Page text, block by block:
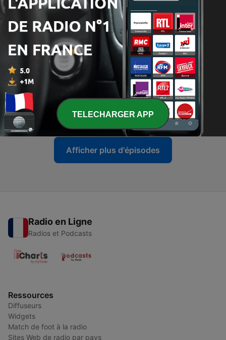
5 - سورة مريم (5)
سورة مريم (4)
27 déc. 2023
3 - سورة مريم (3)
27 déc. 2023
- سورة مريم (2)
27 déc. 2023
Afficher plus d'épisodes
Radio en Ligne
Radios et Podcasts
Ressources
Diffuseurs
Widgets
Match de foot à la radio
Sites Web de radio par pays
TELECHARGER APP